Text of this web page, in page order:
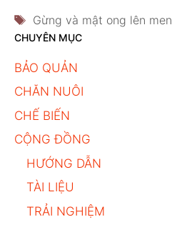
Thẻ
Gừng và mật ong lên men
CHUYÊN MỤC
BẢO QUẢN
CHĂN NUÔI
CHẾ BIẾN
CỘNG ĐỒNG
HƯỚNG DẪN
TÀI LIỆU
TRẢI NGHIỆM